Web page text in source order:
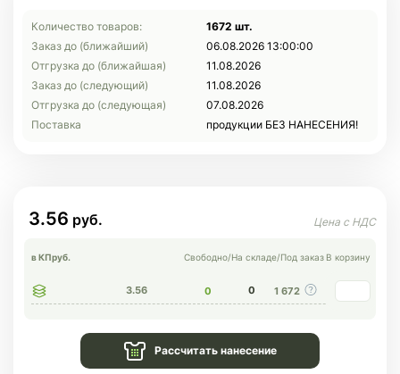
Количество товаров:
1672 шт.
Заказ до (ближайший)
06.08.2026 13:00:00
Отгрузка до (ближайшая)
11.08.2026
Заказ до (следующий)
11.08.2026
Отгрузка до (следующая)
07.08.2026
Поставка
продукции БЕЗ НАНЕСЕНИЯ!
3.56
в КПруб. Свободно/На складе/Под заказ В корзину
3.56 0 0 1 672
Рассчитать нанесение